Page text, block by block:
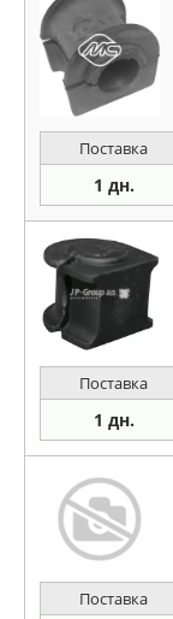
Поставка
1 дн.
Поставка
1 дн.
Поставка